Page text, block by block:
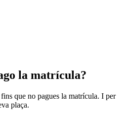
la matrícula?
que no pagues la matrícula. I per
plaça.